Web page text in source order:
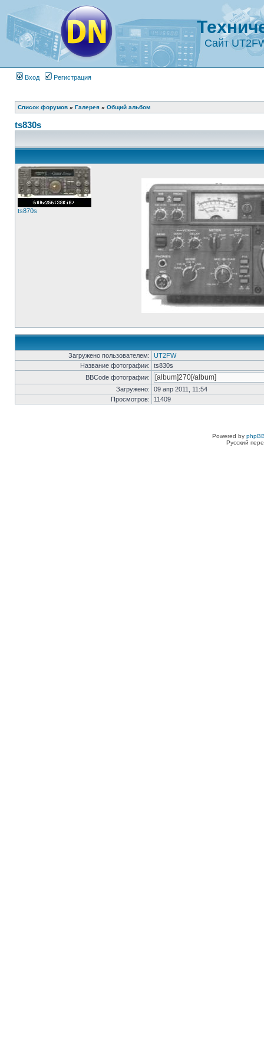
Сайт
Вход Регистрация
Список форумов » Галерея » Общий альбом
ts830s
ts870s
Загружено пользователем:
UT2FW
Название фотографии:
ts830s
BBCode фотографии:
Загружено:
09 апр 2011, 11:54
Просмотров:
11409
Powered by
Русский